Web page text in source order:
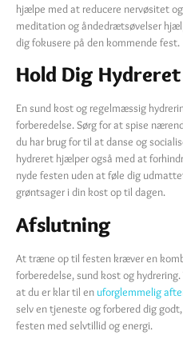
hjælpe med at reducere nervøsitet
meditation og åndedrætsøvelser
dig fokusere på den kommende fest.
Hold Dig
En sund kost og regelmæssig
forberedelse. Sørg for at spise
du har brug for til at danse og
hydreret hjælper også med at
nyde festen uden at føle dig
grøntsager i din kost op til dagen.
Afslutning
At træne op til festen kræver en
forberedelse, sund kost og
at du er klar til en uforglemmelig
selv en tjeneste og forbered dig
festen med selvtillid og energi.